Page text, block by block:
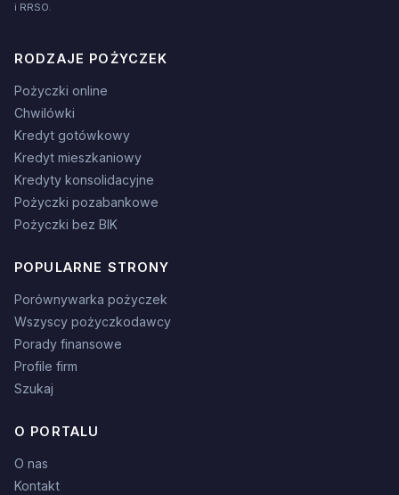
i RRSO.
RODZAJE POŻYCZEK
Pożyczki online
Chwilówki
Kredyt gotówkowy
Kredyt mieszkaniowy
Kredyty konsolidacyjne
Pożyczki pozabankowe
Pożyczki bez BIK
POPULARNE STRONY
Porównywarka pożyczek
Wszyscy pożyczkodawcy
Porady finansowe
Profile firm
Szukaj
O PORTALU
O nas
Kontakt